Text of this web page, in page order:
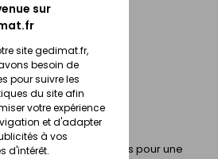
sur
site gedimat.fr,
besoin de
pour suivre les
du site afin
votre expérience
et d'adapter
à vos
d'intérêt.
:
:
par échelon
de couleurs différentes pour une